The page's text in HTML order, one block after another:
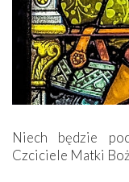
Niech będzie
Czciciele Matki